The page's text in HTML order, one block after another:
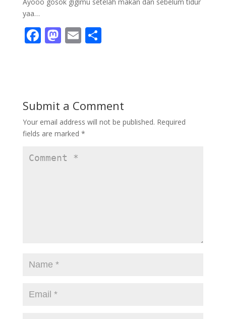
yaa…
F
o
o
k
M
o
n
E S
Submit a Comment
Your email address will not be published. Required
fields are marked *